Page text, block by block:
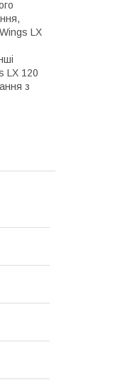
LX
LX 120
з